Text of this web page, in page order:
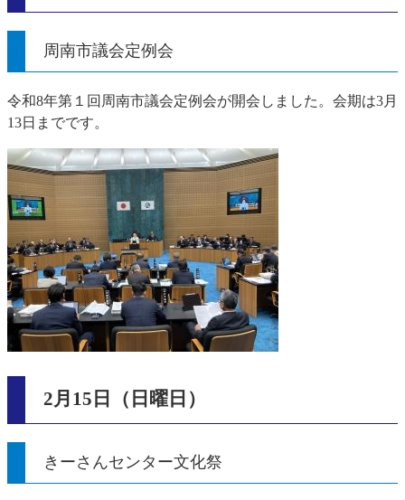
周南市議会定例会
令和8年第１回周南市議会定例会が開会しました。会期は3月
13日までです。
2月15日（日曜日）
きーさんセンター文化祭